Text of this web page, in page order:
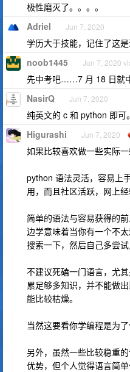
极性磨灭了。。。。
Adriel Jun 7, 2020
学历大于技能，记住了这是
noob1445 Jun 7, 2020
先中考吧……7 月 18 日就
NasirQ Jun 7, 2020
纯英文的 c 和 python 即可。
Higurashi Jun 7, 2020
如果比较喜欢做一些实际
python 语法灵活，容易上
用，而且社区活跃，网上经
简单的语法与容易获得的
边学意味着当你有一个不
搜索一下，然后自己多尝
不建议死磕一门语言，尤
累足够多知识，并不能做
能比较枯燥。
当然这要看你学编程是为
另外，虽然一些比较稳重
优势，但个人觉得语言简单